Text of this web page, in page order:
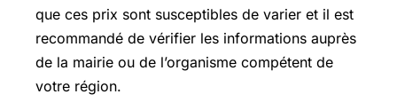
que ces prix sont susceptibles de varier et il est
recommandé de vérifier les informations auprès
de la mairie ou de l’organisme compétent de
votre région.